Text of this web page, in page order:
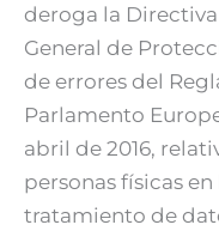
deroga la
General de
de errores del
Parlamento
abril de 2016,
personas físicas
tratamiento de